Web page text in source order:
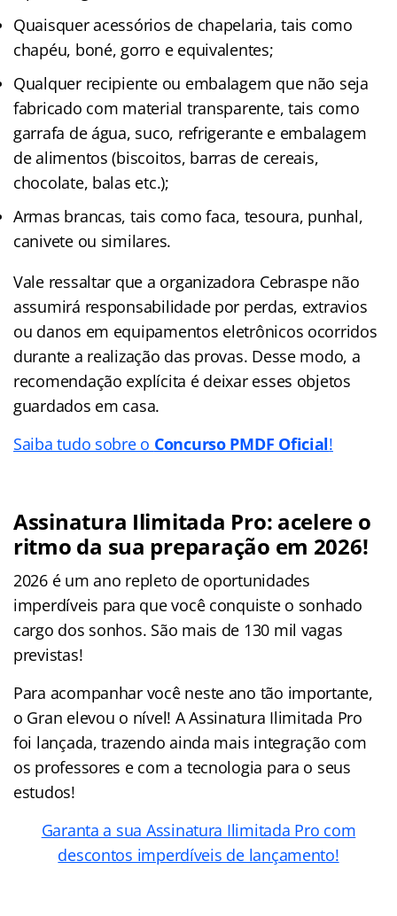
Quaisquer acessórios de chapelaria, tais como
chapéu, boné, gorro e equivalentes;
Qualquer recipiente ou embalagem que não seja
fabricado com material transparente, tais como
garrafa de água, suco, refrigerante e embalagem
de alimentos (biscoitos, barras de cereais,
chocolate, balas etc.);
Armas brancas, tais como faca, tesoura, punhal,
canivete ou similares.
Vale ressaltar que a organizadora Cebraspe não
assumirá responsabilidade por perdas, extravios
ou danos em equipamentos eletrônicos ocorridos
durante a realização das provas. Desse modo, a
recomendação explícita é deixar esses objetos
guardados em casa.
Saiba tudo sobre o Concurso PMDF Oficial!
Assinatura Ilimitada Pro: acelere o
ritmo da sua preparação em 2026!
2026 é um ano repleto de oportunidades
imperdíveis para que você conquiste o sonhado
cargo dos sonhos. São mais de 130 mil vagas
previstas!
Para acompanhar você neste ano tão importante,
o Gran elevou o nível! A Assinatura Ilimitada Pro
foi lançada, trazendo ainda mais integração com
os professores e com a tecnologia para o seus
estudos!
Garanta a sua Assinatura Ilimitada Pro com
descontos imperdíveis de lançamento!